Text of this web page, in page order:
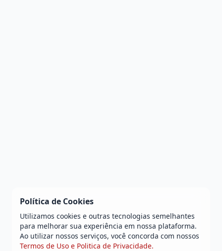
Política de Cookies
Utilizamos cookies e outras tecnologias semelhantes
para melhorar sua experiência em nossa plataforma.
Ao utilizar nossos serviços, você concorda com nossos
Termos de Uso e Politica de Privacidade.